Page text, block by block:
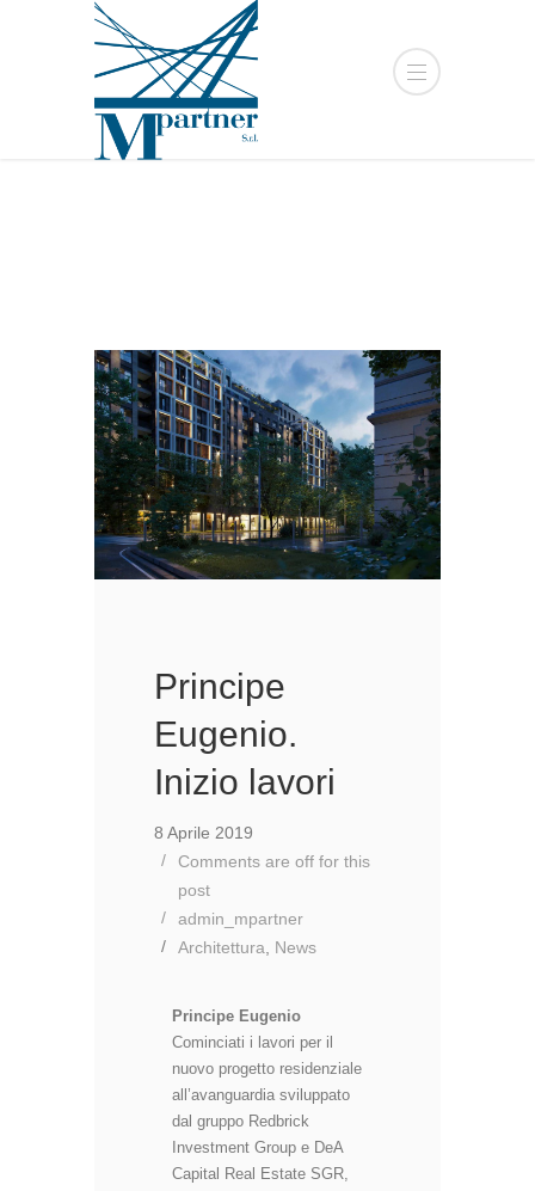
Principe
Eugenio.
Inizio lavori
8 Aprile 2019
Comments are off for this
post
admin_mpartner
Architettura
News
Principe Eugenio
Cominciati i lavori per il
nuovo progetto residenziale
all’avanguardia sviluppato
dal gruppo Redbrick
Investment Group e DeA
Capital Real Estate SGR